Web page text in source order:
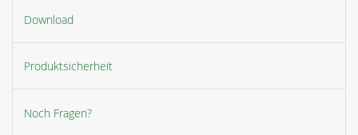
Download
Produktsicherheit
Noch Fragen?